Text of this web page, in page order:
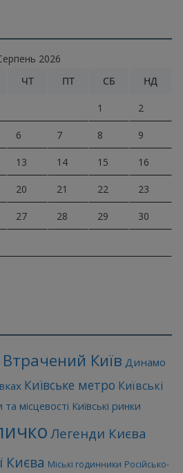
2026
ЧТ ПТ СБ НД
1 2
6 7 8 9
13 14 15 16
20 21 22 23
27 28 29 30
Втрачений Київ Динамо
Київське метро Київські
та місцевості Київські ринки
Легенди Києва
Києва Міські годинники Російсько-